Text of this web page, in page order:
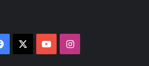
Facebook YouTubeInstagram